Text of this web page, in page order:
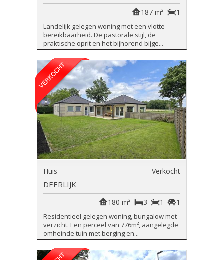
1
187 m²
Landelijk gelegen woning met een vlotte
bereikbaarheid. De pastorale stijl, de
praktische oprit en het bijhorend bijge...
Huis Verkocht
DEERLIJK
1
1
3
180 m²
Residentieel gelegen woning, bungalow met
verzicht. Een perceel van 776m², aangelegde
omheinde tuin met berging en...